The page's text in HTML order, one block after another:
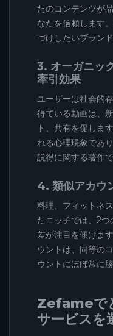
たのコンテンツが
なたを信頼します
づけしたいブラン
3. オーガニッ
牽引効果
ユーザーは社会的
得ている動画は、
ト、共有を促しま
れる心理現象であ
説得に関する著作
4. 類似アカウ
料理、フィットネ
たニッチでは、2
差が注目を傾けま
ウントは、同等の
ウントにほぼ常に勝
Zefameで
サービスを